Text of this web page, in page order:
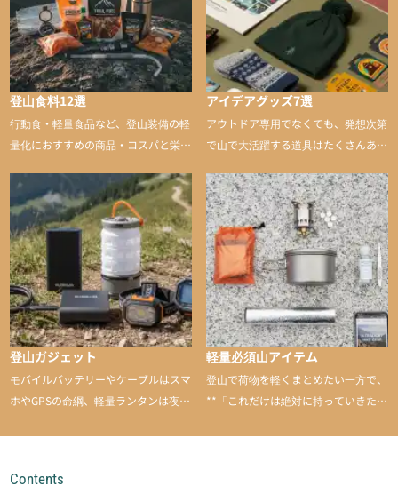
登山食料12選
行動食・軽量食品など、登山装備の軽
量化におすすめの商品・コスパと栄養
アイデアグッズ7選
アウトドア専用でなくても、発想次第
で山で大活躍する道具はたくさんあり
山に持ち込むと快適性や安心感をグッ
と引き上げてくれる――そんな意外性
のあるアイテムを紹介
登山ガジェット
モバイルバッテリーやケーブルはスマ
ホやGPSの命綱、軽量ランタンは夜間
して安全にしてくれます
軽量必須山アイテム
登山で荷物を軽くまとめたい一方で、
**「これだけは絶対に持っていきた
Contents